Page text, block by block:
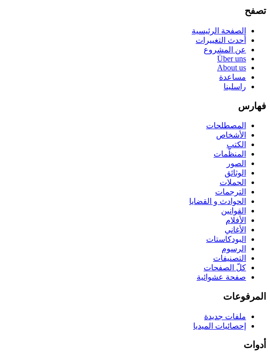
تصفح
الصفحة الرئيسية
أحدث التغييرات
عن المشروع
Über uns
About us
مساعدة
راسلينا
فهارس
المصطلحات
الأشخاص
الكتب
المنظّمات
الصور
الوثائق
الحملات
الترجمات
الحوادث و القضايا
القوانين
الأفلام
الأغاني
البودكاستات
الرسوم
التصنيفات
كلّ الصفحات
صفحة عشوائية
المرفوعات
ملفات جديدة
إحصائيات الميديا
أدوات